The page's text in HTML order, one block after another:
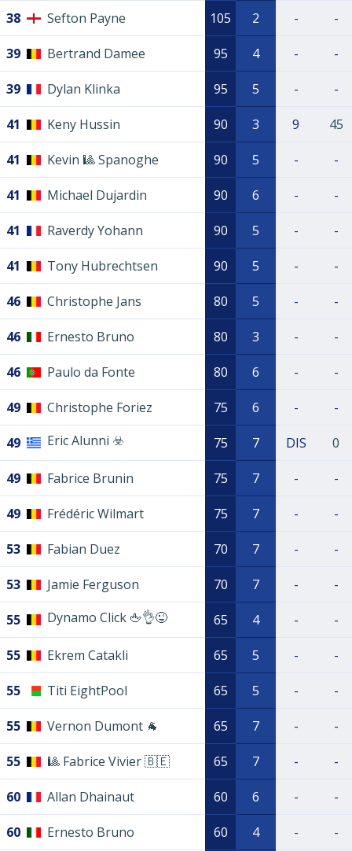
38 Sefton Payne 105 2 - -
39 Bertrand Damee 95 4 - -
39 Dylan Klinka 95 5 - -
41 Keny Hussin 90 3 9 45
41 Kevin 🎱 Spanoghe 90 5 - -
41 Michael Dujardin 90 6 - -
41 Raverdy Yohann 90 5 - -
41 Tony Hubrechtsen 90 5 - -
46 Christophe Jans 80 5 - -
46 Ernesto Bruno 80 3 - -
46 Paulo da Fonte 80 6 - -
49 Christophe Foriez 75 6 - -
49 Eric Alunni ☣️ 75 7 DIS 0
49 Fabrice Brunin 75 7 - -
49 Frédéric Wilmart 75 7 - -
53 Fabian Duez 70 7 - -
53 Jamie Ferguson 70 7 - -
55 Dynamo Click 🖕👌😜 65 4 - -
55 Ekrem Catakli 65 5 - -
55 Titi EightPool 65 5 - -
55 Vernon Dumont 🐐 65 7 - -
55 🎱 Fabrice Vivier 🇧🇪 65 7 - -
60 Allan Dhainaut 60 6 - -
60 Ernesto Bruno 60 4 - -